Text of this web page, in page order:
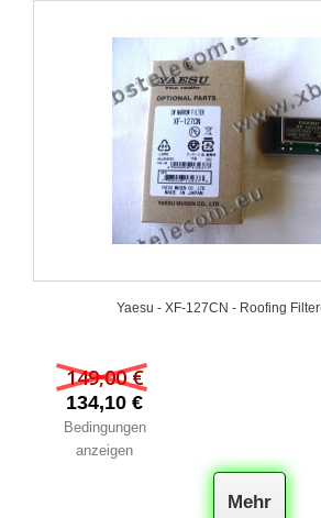
Yaesu - XF‐127CN - Roofing
149,00 €
134,10 €
Bedingungen
anzeigen
Mehr